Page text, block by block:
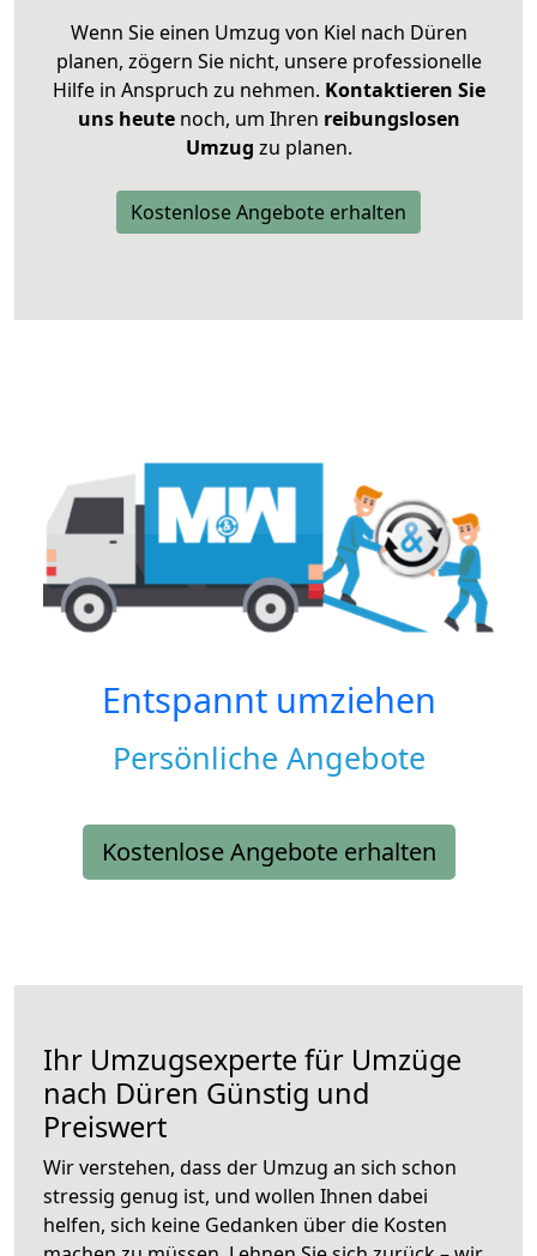
Wenn Sie einen Umzug von Kiel nach Düren
planen, zögern Sie nicht, unsere professionelle
Hilfe in Anspruch zu nehmen. Kontaktieren Sie
uns heutenoch, um Ihren reibungslosen
Umzug zu planen.
Kostenlose Angebote erhalten
Entspannt umziehen
Persönliche Angebote
Kostenlose Angebote erhalten
Ihr Umzugsexperte für Umzüge
nach Düren Günstig und
Preiswert
Wir verstehen, dass der Umzug an sich schon
stressig genug ist, und wollen Ihnen dabei
helfen, sich keine Gedanken über die Kosten